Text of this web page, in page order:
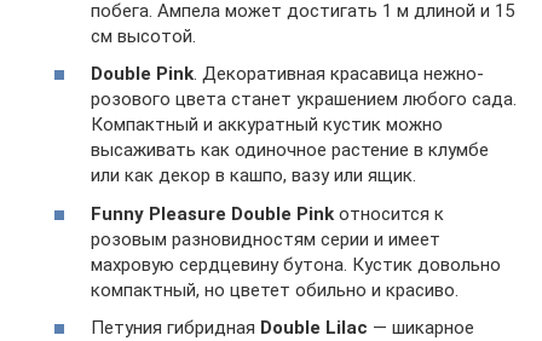
побега. Ампела может достигать 1 м длиной и 15
см высотой.
Double Pink. Декоративная красавица нежно-
розового цвета станет украшением любого сада.
Компактный и аккуратный кустик можно
высаживать как одиночное растение в клумбе
или как декор в кашпо, вазу или ящик.
Funny Pleasure Double Pink относится к
розовым разновидностям серии и имеет
махровую сердцевину бутона. Кустик довольно
компактный, но цветет обильно и красиво.
Петуния гибридная Double Lilac — шикарное